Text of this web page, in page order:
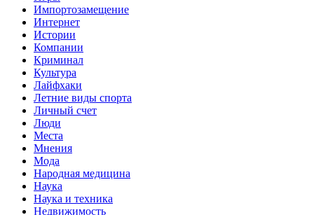
Импортозамещение
Интернет
Истории
Компании
Криминал
Культура
Лайфхаки
Летние виды спорта
Личный счет
Люди
Места
Мнения
Мода
Народная медицина
Наука
Наука и техника
Недвижимость